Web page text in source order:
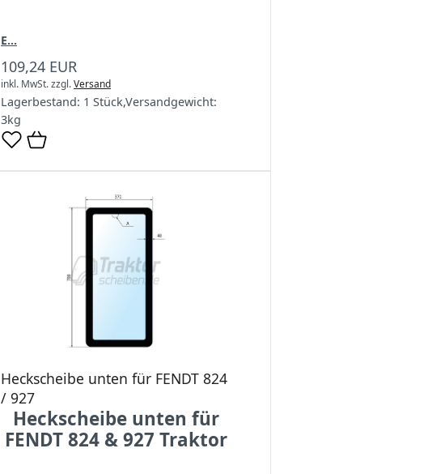
E...
109,24 EUR
inkl. MwSt.zzgl.Versand
Lagerbestand: 1 Stück,Versandgewicht:
3kg
Heckscheibe unten für FENDT 824
/ 927
Heckscheibe unten für
FENDT 824 & 927 Traktor